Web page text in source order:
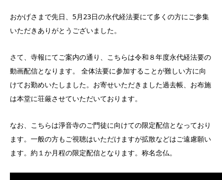
おかげさまで先日、5月23日の永代経法要にて多くの方にご参集
いただきありがとうございました。
さて、寺報にてご案内の通り、こちらは令和８年度永代経法要の
動画配信となります。 全体法要に参加することが難しい方に向
けてお勤めいたしました。お寄せいただきました過去帳、お布施
は本堂に荘厳させていただいております。
なお、こちらは淨音寺のご門徒に向けての限定配信となっており
ます。一般の方もご視聴はいただけますが拡散などはご遠慮願い
ます。約１か月程の限定配信となります。称名念仏。